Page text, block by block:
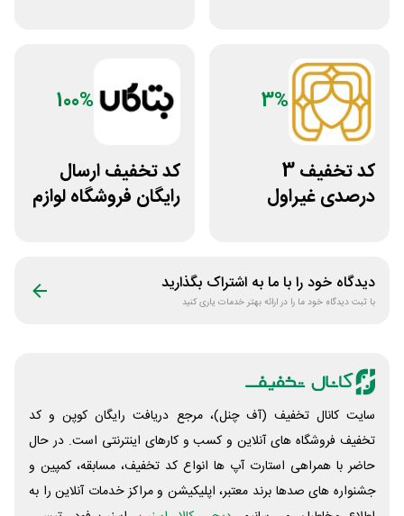
3%
کد تخفیف 3
درصدی غیراول
100%
کد تخفیف ارسال
رایگان فروشگاه لوازم
دیدگاه خود را با ما به اشتراک بگذارید
با ثبت دیدگاه خود ما را در ارائه بهتر خدمات یاری کنید
سایت کانال تخفیف (آف چنل)، مرجع دریافت رایگان کوپن و کد
تخفیف فروشگاه های آنلاین و کسب و‌ کارهای اینترنتی است. در حال
حاضر با همراهی استارت آپ ها انواع کد تخفیف، مسابقه، کمپین و
جشنواره های صدها برند معتبر، اپلیکیشن و مراکز خدمات آنلاین را به